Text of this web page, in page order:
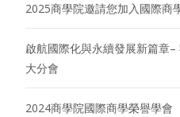
2025商學院邀請您加入國際商
啟航國際化與永續發展新篇章
大分會
2024商學院國際商學榮譽學會